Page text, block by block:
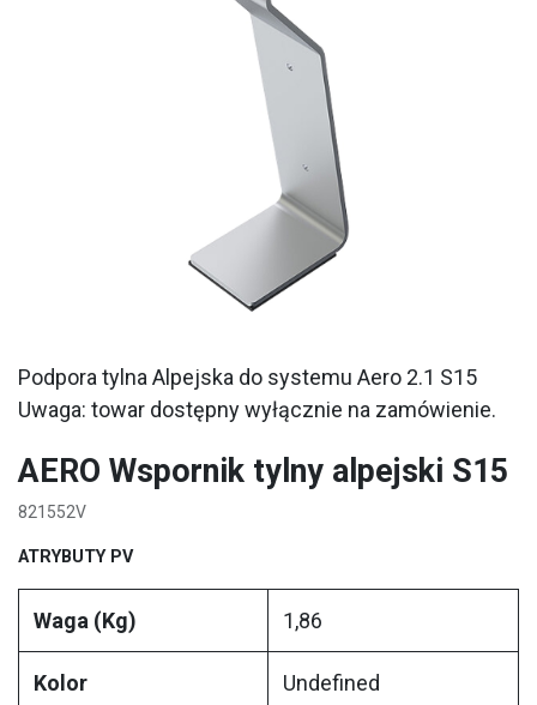
Podpora tylna Alpejska do systemu Aero 2.1 S15
Uwaga: towar dostępny wyłącznie na zamówienie.
AERO Wspornik tylny alpejski S15
821552V
ATRYBUTY PV
Waga (Kg) 1,86
Kolor Undefined